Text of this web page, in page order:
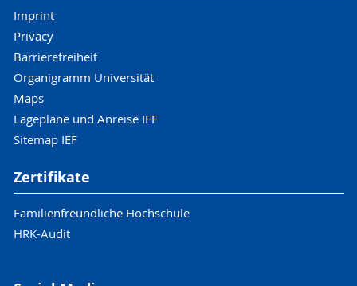
Imprint
Privacy
Barrierefreiheit
Organigramm Universität
Maps
Lagepläne und Anreise IEF
Sitemap IEF
Zertifikate
Familienfreundliche Hochschule
HRK-Audit